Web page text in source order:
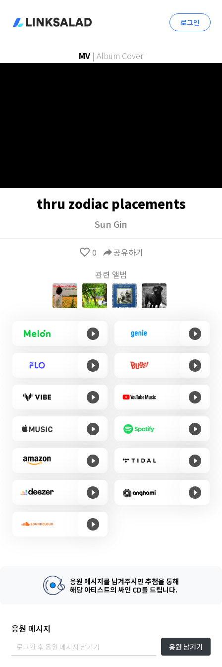
로그인
MV | Album Cover
thru zodiac placements
Sun Gin
favorite_border 0 reply공유하기
관련 앨범
응원 메시지를 남겨주시면 추첨을 통해
해당 아티스트의 싸인 CD를 드립니다.
응원 메시지
응원 남기기